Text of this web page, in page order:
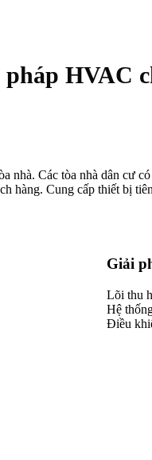
pháp HVAC
Các tòa nhà dân cư
hàng. Cung cấp thiết bị
Giải
Lõi thu
Hệ
Điều